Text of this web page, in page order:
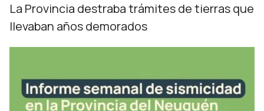
La Provincia destraba trámites de tierras que
llevaban años demorados